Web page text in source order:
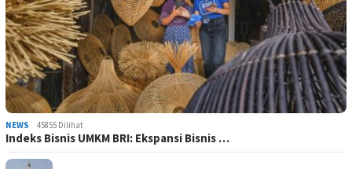
NEWS 45855 Dilihat
Indeks Bisnis UMKM BRI: Ekspansi Bisnis …